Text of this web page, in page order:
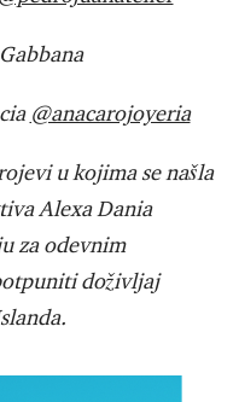
@anacarojoyeria
u kojima se našla
Alexa Dania
za odevnim
doživljaj